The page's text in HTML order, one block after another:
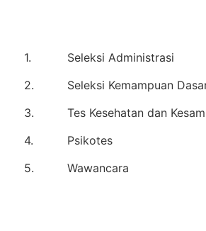
1.
Seleksi Administrasi
2.
Seleksi Kemampuan
3.
Tes Kesehatan dan
4.
Psikotes
5.
Wawancara